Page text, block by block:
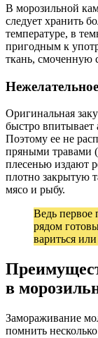
В морозильной
следует хранить
температуре, в
пригодным к
ткань, смоченную
Нежелательное
Оригинальная
быстро впитывает
Поэтому ее не
пряными травами
плесенью издают
плотно закрытую
мясо и рыбу.
Ведь первое
рядом
вариться
в
Замораживание
помнить